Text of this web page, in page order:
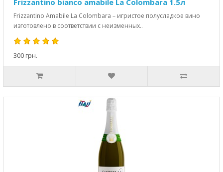
Frizzantino bianco amabile La Colombara 1.5л
Frizzantino Amabile La Colombara – игристое полусладкое вино
изготовлено в соответствии с неизменных..
300 грн.